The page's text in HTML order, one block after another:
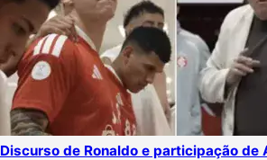
Discurso de Ronaldo e participação de